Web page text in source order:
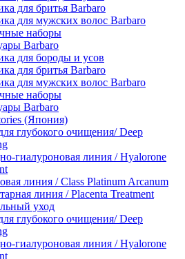
для бритья Barbaro
для мужских волос Barbaro
наборы
Barbaro
для бороды и усов
для бритья Barbaro
для мужских волос Barbaro
наборы
Barbaro
(Япония)
глубокого очищения/ Deep
гиалуроновая линия / Hyalorone
линия / Class Platinum Arcanum
линия / Placenta Treatment
уход
глубокого очищения/ Deep
гиалуроновая линия / Hyalorone